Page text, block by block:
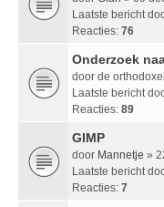
Laatste bericht
Reacties: 76
Onderzoek
door de
Laatste bericht
Reacties: 89
GIMP
door Mannetje »
Laatste bericht
Reacties: 7